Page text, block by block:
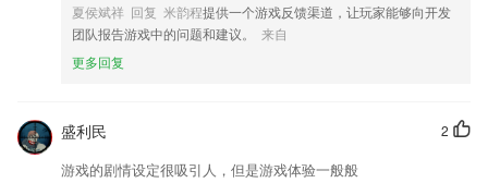
夏侯斌祥 回复 米韵程提供一个游戏反馈渠道，让玩家能够向开发
团队报告游戏中的问题和建议。
来自
更多回复
2
盛利民
游戏的剧情设定很吸引人，但是游戏体验一般般